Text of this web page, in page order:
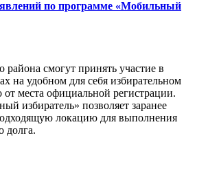
по программе «Мобильный
смогут принять участие в
на удобном для себя избирательном
от места официальной регистрации.
избиратель» позволяет заранее
локацию для выполнения
долга.